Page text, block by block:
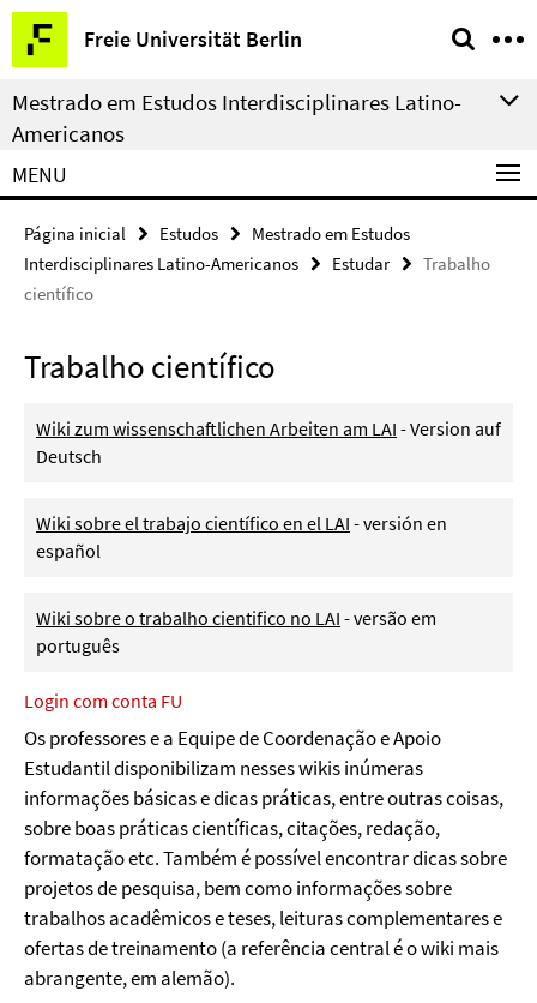
Springe
direkt
zu
Inhalt
Freie Universität Berlin
Serviço
de
navegação
Mestrado em Estudos Interdisciplinares Latino-
Americanos
MENU
Página inicial Estudos
Mestrado em Estudos
Interdisciplinares Latino-Americanos
Estudar
Trabalho
científico
Trabalho científico
Wiki zum wissenschaftlichen Arbeiten am LAI - Version auf
Deutsch
Wiki sobre el trabajo científico en el LAI - versión en
español
Wiki sobre o trabalho cientifico no LAI - versão em
português
Login com conta FU
Os professores e a Equipe de Coordenação e Apoio
Estudantil disponibilizam nesses wikis inúmeras
informações básicas e dicas práticas, entre outras coisas,
sobre boas práticas científicas, citações, redação,
formatação etc. Também é possível encontrar dicas sobre
projetos de pesquisa, bem como informações sobre
trabalhos acadêmicos e teses, leituras complementares e
ofertas de treinamento (a referência central é o wiki mais
abrangente, em alemão).